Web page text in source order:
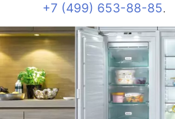
+7 (499) 653-88-85.